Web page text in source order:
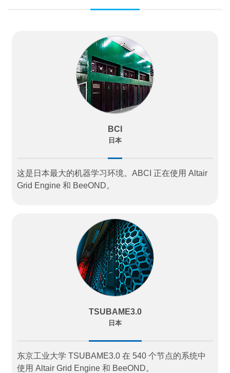
BCI
日本
这是日本最大的机器学习环境。ABCI 正在使用 Altair
Grid Engine 和 BeeOND。
TSUBAME3.0
日本
东京工业大学 TSUBAME3.0 在 540 个节点的系统中
使用 Altair Grid Engine 和 BeeOND。